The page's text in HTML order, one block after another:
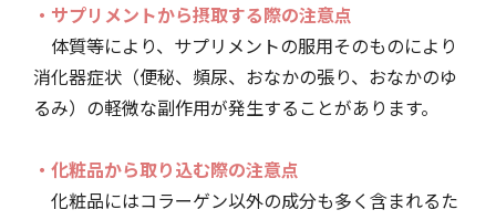
・サプリメントから摂取する際の注意点
体質等により、サプリメントの服用そのものにより
消化器症状（便秘、頻尿、おなかの張り、おなかのゆ
るみ）の軽微な副作用が発生することがあります。
・化粧品から取り込む際の注意点
化粧品にはコラーゲン以外の成分も多く含まれるた